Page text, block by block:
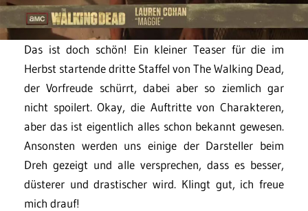
Das ist doch schön! Ein kleiner Teaser für die im
Herbst startende dritte Staffel von The Walking Dead,
der Vorfreude schürrt, dabei aber so ziemlich gar
nicht spoilert. Okay, die Auftritte von Charakteren,
aber das ist eigentlich alles schon bekannt gewesen.
Ansonsten werden uns einige der Darsteller beim
Dreh gezeigt und alle versprechen, dass es besser,
düsterer und drastischer wird. Klingt gut, ich freue
mich drauf!